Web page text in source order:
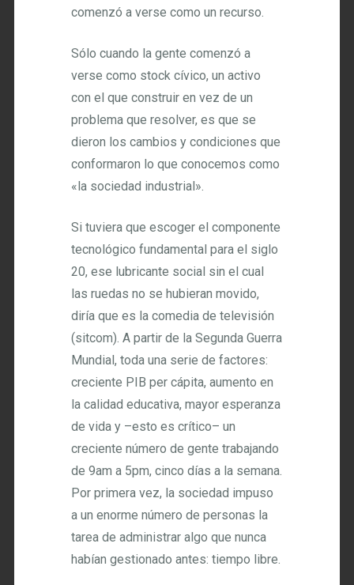
comenzó a verse como un recurso.
Sólo cuando la gente comenzó a
verse como stock cívico, un activo
con el que construir en vez de un
problema que resolver, es que se
dieron los cambios y condiciones que
conformaron lo que conocemos como
«la sociedad industrial».
Si tuviera que escoger el componente
tecnológico fundamental para el siglo
20, ese lubricante social sin el cual
las ruedas no se hubieran movido,
diría que es la comedia de televisión
(sitcom). A partir de la Segunda Guerra
Mundial, toda una serie de factores:
creciente PIB per cápita, aumento en
la calidad educativa, mayor esperanza
de vida y –esto es crítico– un
creciente número de gente trabajando
de 9am a 5pm, cinco días a la semana.
Por primera vez, la sociedad impuso
a un enorme número de personas la
tarea de administrar algo que nunca
habían gestionado antes: tiempo libre.